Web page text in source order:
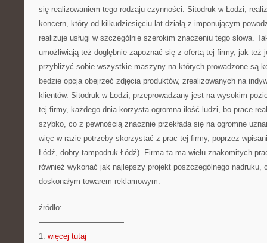
się realizowaniem tego rodzaju czynności. Sitodruk w Łodzi,
koncern, który od kilkudziesięciu lat działą z imponującym
realizuje usługi w szczególnie szerokim znaczeniu tego słowa.
umożliwiają też dogłębnie zapoznać się z ofertą tej firmy, jak też
przybliżyć sobie wszystkie maszyny na których prowadzone są
będzie opcja obejrzeć zdjęcia produktów, zrealizowanych na
klientów. Sitodruk w Łodzi, przeprowadzany jest na wysokim
tej firmy, każdego dnia korzysta ogromna ilość ludzi, bo prace
szybko, co z pewnością znacznie przekłada się na ogromne
więc w razie potrzeby skorzystać z prac tej firmy, poprzez
Łódź, dobry tampodruk Łódź). Firma ta ma wielu znakomitych
również wykonać jak najlepszy projekt poszczególnego nadruku,
doskonałym towarem reklamowym.
źródło:
———————————
1. więcej tutaj